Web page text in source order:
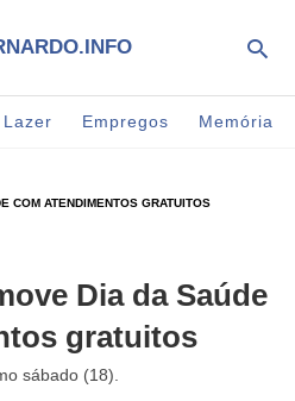
Lazer Empregos Memória
COM ATENDIMENTOS GRATUITOS
Dia da Saúde
gratuitos
sábado (18).